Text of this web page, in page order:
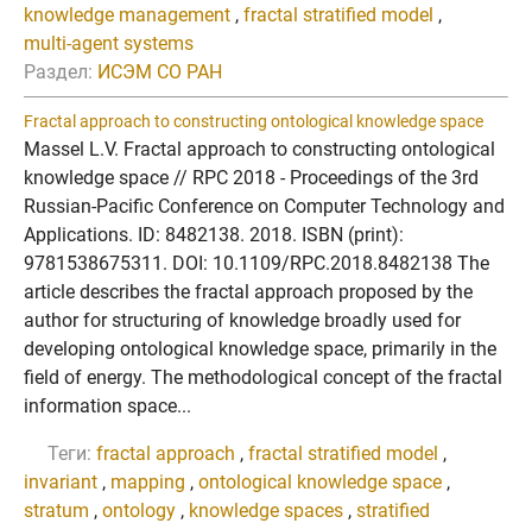
knowledge management , fractal stratified model ,
multi-agent systems
Раздел: ИСЭМ СО РАН
Fractal approach to constructing ontological knowledge space
Massel L.V. Fractal approach to constructing ontological
knowledge space // RPC 2018 - Proceedings of the 3rd
Russian-Pacific Conference on Computer Technology and
Applications. ID: 8482138. 2018. ISBN (print):
9781538675311. DOI: 10.1109/RPC.2018.8482138 The
article describes the fractal approach proposed by the
author for structuring of knowledge broadly used for
developing ontological knowledge space, primarily in the
field of energy. The methodological concept of the fractal
information space...
Теги: fractal approach , fractal stratified model ,
invariant , mapping , ontological knowledge space ,
stratum , ontology , knowledge spaces , stratified